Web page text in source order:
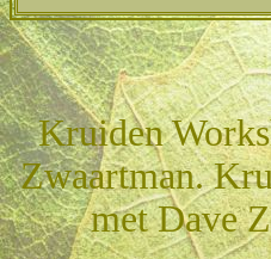
Kruiden
Zwaartman.
met Dave